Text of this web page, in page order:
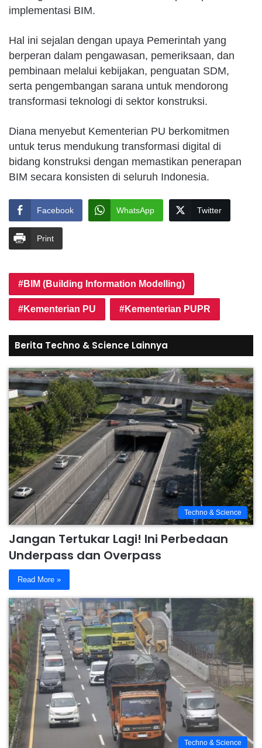
implementasi BIM.
Hal ini sejalan dengan upaya Pemerintah yang
berperan dalam pengawasan, pemeriksaan, dan
pembinaan melalui kebijakan, penguatan SDM,
serta pengembangan sarana untuk mendorong
transformasi teknologi di sektor konstruksi.
Diana menyebut Kementerian PU berkomitmen
untuk terus mendukung transformasi digital di
bidang konstruksi dengan memastikan penerapan
BIM secara konsisten di seluruh Indonesia.
Facebook WhatsApp Twitter
Print
BIM (Building Information Modelling)
Kementerian PU Kementerian PUPR
Berita Techno & Science Lainnya
Techno & Science
Jangan Tertukar Lagi! Ini Perbedaan
Underpass dan Overpass
Read More »
Techno & Science